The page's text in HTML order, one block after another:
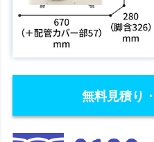
無料見積り